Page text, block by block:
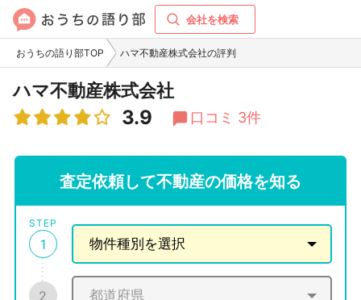
会社を検索
おうちの語り部TOP ハマ不動産株式会社の評判
ハマ不動産株式会社
3.9 口コミ 3件
査定依頼して不動産の価格を知る
STEP
1
2